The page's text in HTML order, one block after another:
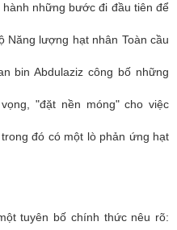
những bước đi đầu tiên để
Năng lượng hạt nhân Toàn cầu
bin Abdulaziz công bố những
"đặt nền móng" cho việc
đó có một lò phản ứng hạt
tuyên bố chính thức nêu rõ: